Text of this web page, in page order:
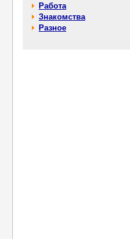
Работа
Знакомства
Разное